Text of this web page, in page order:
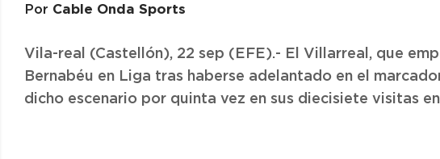
Por Cable Onda Sports
Vila-real (Castellón), 22 sep (EFE).- El Villarreal, que
Bernabéu en Liga tras haberse adelantado en el
dicho escenario por quinta vez en sus diecisiete visitas